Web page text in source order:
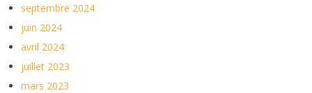
septembre 2024
juin 2024
avril 2024
juillet 2023
mars 2023